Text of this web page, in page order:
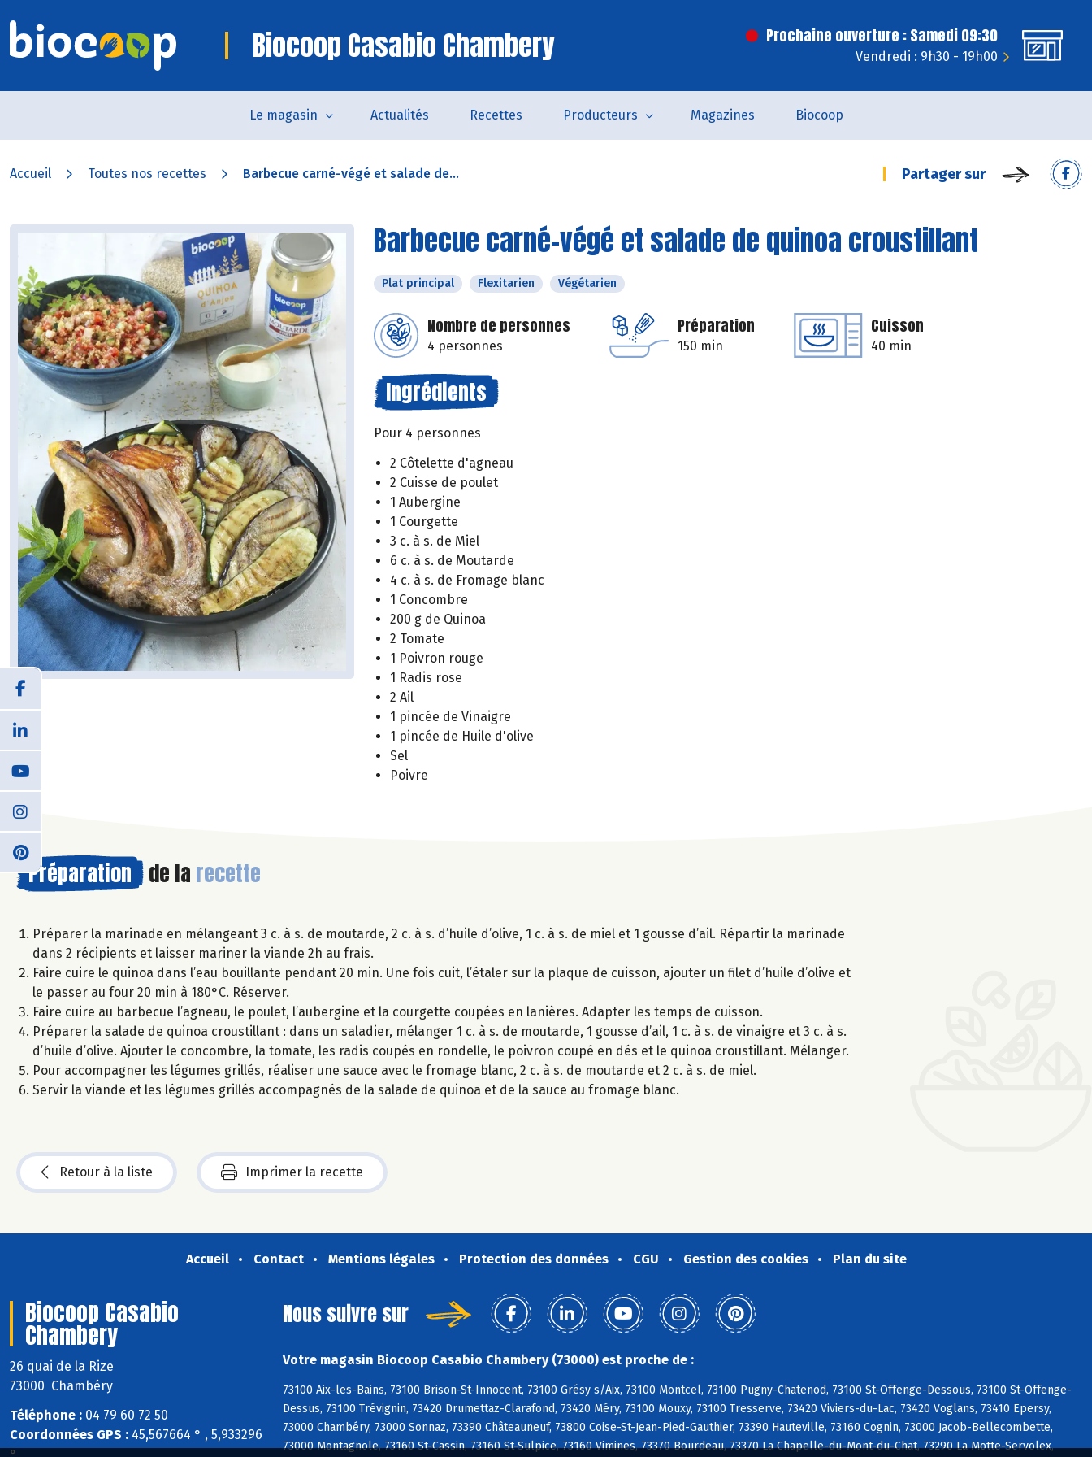
Biocoop Casabio Chambery Prochaine ouverture : Samedi 09:30
Vendredi : 9h30 - 19h00
Le magasin Actualités Recettes Producteurs Magazines Biocoop
Accueil Toutes nos recettes Barbecue carné-végé et salade de... Partager sur
Barbecue carné-végé et salade de quinoa croustillant
Plat principal Flexitarien Végétarien
Nombre de personnes
4 personnes
Préparation
150 min
Cuisson
40 min
Ingrédients
Pour 4 personnes
2 Côtelette d'agneau
2 Cuisse de poulet
1 Aubergine
1 Courgette
3 c. à s. de Miel
6 c. à s. de Moutarde
4 c. à s. de Fromage blanc
1 Concombre
200 g de Quinoa
2 Tomate
1 Poivron rouge
1 Radis rose
2 Ail
1 pincée de Vinaigre
1 pincée de Huile d'olive
Sel
Poivre
Préparation de la recette
Préparer la marinade en mélangeant 3 c. à s. de moutarde, 2 c. à s. d’huile d’olive, 1 c. à s. de miel et 1 gousse d’ail. Répartir la marinade
dans 2 récipients et laisser mariner la viande 2h au frais.
Faire cuire le quinoa dans l’eau bouillante pendant 20 min. Une fois cuit, l’étaler sur la plaque de cuisson, ajouter un filet d’huile d’olive et
le passer au four 20 min à 180°C. Réserver.
Faire cuire au barbecue l’agneau, le poulet, l’aubergine et la courgette coupées en lanières. Adapter les temps de cuisson.
Préparer la salade de quinoa croustillant : dans un saladier, mélanger 1 c. à s. de moutarde, 1 gousse d’ail, 1 c. à s. de vinaigre et 3 c. à s.
d’huile d’olive. Ajouter le concombre, la tomate, les radis coupés en rondelle, le poivron coupé en dés et le quinoa croustillant. Mélanger.
Pour accompagner les légumes grillés, réaliser une sauce avec le fromage blanc, 2 c. à s. de moutarde et 2 c. à s. de miel.
Servir la viande et les légumes grillés accompagnés de la salade de quinoa et de la sauce au fromage blanc.
Retour à la liste Imprimer la recette
Accueil Contact Mentions légales Protection des données CGU Gestion des cookies Plan du site
Biocoop Casabio
Chambery
26 quai de la Rize
73000 Chambéry
Téléphone : 04 79 60 72 50
Coordonnées GPS : 45,567664 ° , 5,933296
Nous suivre sur
Votre magasin Biocoop Casabio Chambery (73000) est proche de :
73100 Aix-les-Bains, 73100 Brison-St-Innocent, 73100 Grésy s/Aix, 73100 Montcel, 73100 Pugny-Chatenod, 73100 St-Offenge-Dessous, 73100 St-Offenge-
Dessus, 73100 Trévignin, 73420 Drumettaz-Clarafond, 73420 Méry, 73100 Mouxy, 73100 Tresserve, 73420 Viviers-du-Lac, 73420 Voglans, 73410 Epersy,
73000 Chambéry, 73000 Sonnaz, 73390 Châteauneuf, 73800 Coise-St-Jean-Pied-Gauthier, 73390 Hauteville, 73160 Cognin, 73000 Jacob-Bellecombette,
73000 Montagnole, 73160 St-Cassin, 73160 St-Sulpice, 73160 Vimines, 73370 Bourdeau, 73370 La Chapelle-du-Mont-du-Chat, 73290 La Motte-Servolex,